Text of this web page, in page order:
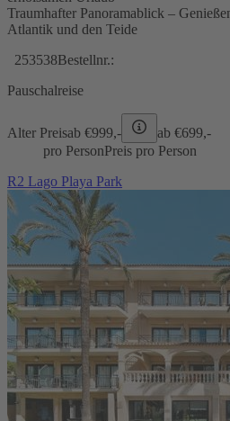
Traumhafter Panoramablick –
Atlantik und den Teide
253538Bestellnr.:
Pauschalreise
Alter Preisab €999,- ab €699,-
pro PersonPreis pro Person
R2 Lago Playa Park